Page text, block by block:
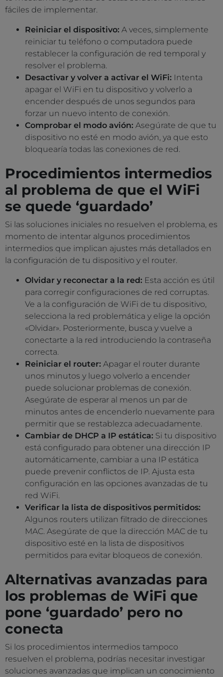
fáciles de implementar.
Reiniciar el dispositivo: A veces, simplemente
reiniciar tu teléfono o computadora puede
restablecer la configuración de red temporal y
resolver el problema.
Desactivar y volver a activar el WiFi: Intenta
apagar el WiFi en tu dispositivo y volverlo a
encender después de unos segundos para
forzar un nuevo intento de conexión.
Comprobar el modo avión: Asegúrate de que tu
dispositivo no esté en modo avión, ya que esto
bloquearía todas las conexiones de red.
Procedimientos intermedios
al problema de que el WiFi
se quede ‘guardado’
Si las soluciones iniciales no resuelven el problema, es
momento de intentar algunos procedimientos
intermedios que implican ajustes más detallados en
la configuración de tu dispositivo y el router.
Olvidar y reconectar a la red: Esta acción es útil
para corregir configuraciones de red corruptas.
Ve a la configuración de WiFi de tu dispositivo,
selecciona la red problemática y elige la opción
«Olvidar». Posteriormente, busca y vuelve a
conectarte a la red introduciendo la contraseña
correcta.
Reiniciar el router: Apagar el router durante
unos minutos y luego volverlo a encender
puede solucionar problemas de conexión.
Asegúrate de esperar al menos un par de
minutos antes de encenderlo nuevamente para
permitir que se restablezca adecuadamente.
Cambiar de DHCP a IP estática: Si tu dispositivo
está configurado para obtener una dirección IP
automáticamente, cambiar a una IP estática
puede prevenir conflictos de IP. Ajusta esta
configuración en las opciones avanzadas de tu
red WiFi.
Verificar la lista de dispositivos permitidos:
Algunos routers utilizan filtrado de direcciones
MAC. Asegúrate de que la dirección MAC de tu
dispositivo esté en la lista de dispositivos
permitidos para evitar bloqueos de conexión.
Alternativas avanzadas para
los problemas de WiFi que
pone ‘guardado’ pero no
conecta
Si los procedimientos intermedios tampoco
resuelven el problema, podrías necesitar investigar
soluciones avanzadas que implican un conocimiento